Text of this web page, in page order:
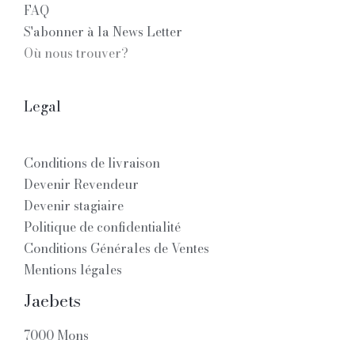
FAQ
S'abonner à la News Letter
Où nous trouver?
Legal
Conditions de livraison
Devenir Revendeur
Devenir stagiaire
Politique de confidentialité
Conditions Générales de Ventes
Mentions légales
Jaebets
7000 Mons